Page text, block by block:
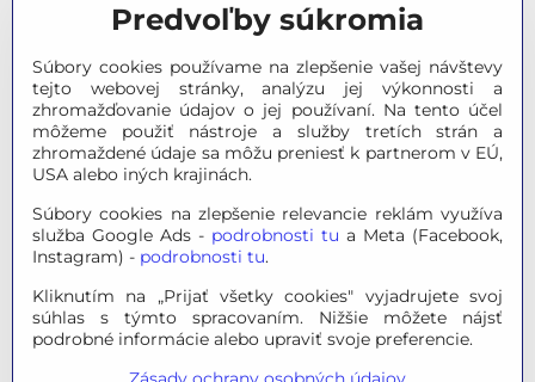
Meteostanice
Značky
Výpredaj
Tipy na darčeky
Poradňa - Ako si vybrať
© 2026 OPTINO s.r.o., všetky práva vyhradené. Všetky logá a
Predvoľby súkromia
Súbory cookies používame na zlepšenie vašej návštevy
tejto webovej stránky, analýzu jej výkonnosti a
zhromažďovanie údajov o jej používaní. Na tento účel
môžeme použiť nástroje a služby tretích strán a
zhromaždené údaje sa môžu preniesť k partnerom v EÚ,
USA alebo iných krajinách.
Súbory cookies na zlepšenie relevancie reklám využíva
služba Google Ads - podrobnosti tu a Meta (Facebook,
Instagram) - podrobnosti tu.
Kliknutím na „Prijať všetky cookies" vyjadrujete svoj
súhlas s týmto spracovaním. Nižšie môžete nájsť
podrobné informácie alebo upraviť svoje preferencie.